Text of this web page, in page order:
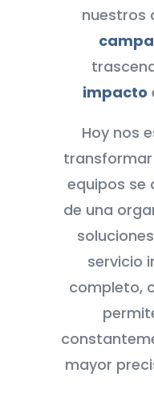
nuestros
impacto
Hoy nos
equipos se
de una
servicio
completo,
mayor